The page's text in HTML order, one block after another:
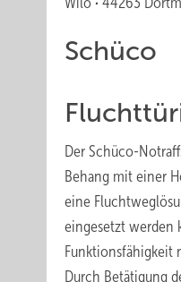
Schüco
Der Schüco-
Behang mit einer
eine
eingesetzt werden
Funktionsfähigkeit
Durch Betätigung